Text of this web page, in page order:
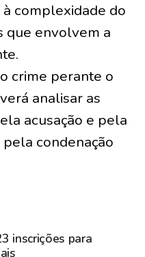
complexidade do
que envolvem a
crime perante o
analisar as
acusação e pela
condenação
inscrições para